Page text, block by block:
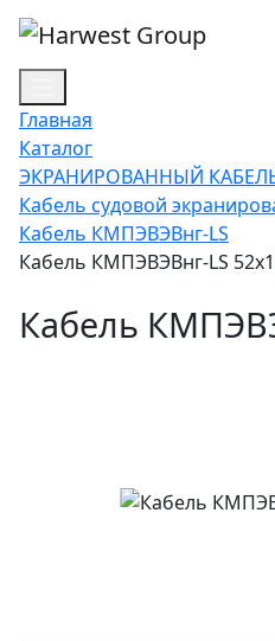
Главная
Каталог
ЭКРАНИРОВАННЫЙ
Кабель судовой
Кабель КМПЭВЭВнг-LS
Кабель КМПЭВЭВнг-LS
Кабель